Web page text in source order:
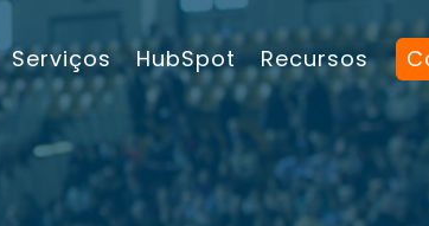
Serviços HubSpot Recursos